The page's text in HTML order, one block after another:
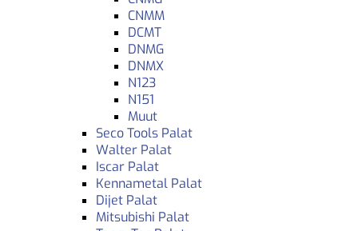
CNMM
DCMT
DNMG
DNMX
N123
N151
Muut
Seco Tools Palat
Walter Palat
Iscar Palat
Kennametal Palat
Dijet Palat
Mitsubishi Palat